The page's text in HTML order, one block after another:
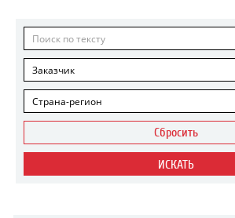
Заказчик
Страна-регион
Сбросить
ИСКАТЬ